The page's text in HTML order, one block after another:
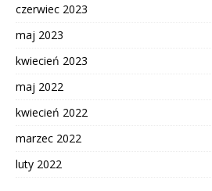
czerwiec 2023
maj 2023
kwiecień 2023
maj 2022
kwiecień 2022
marzec 2022
luty 2022